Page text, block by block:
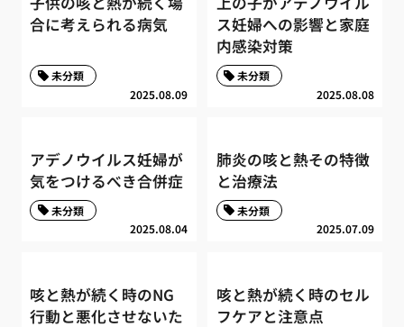
合に考えられる病気
2025.08.09
未分類
ス妊婦への影響と家庭
内感染対策
2025.08.08
未分類
アデノウイルス妊婦が
気をつけるべき合併症
2025.08.04
未分類
肺炎の咳と熱その特徴
と治療法
2025.07.09
未分類
咳と熱が続く時のNG
行動と悪化させないた
咳と熱が続く時のセル
フケアと注意点